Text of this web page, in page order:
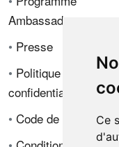
Ce
Ambassadeur
• Presse
• Politique de
confidentialité
• Code de